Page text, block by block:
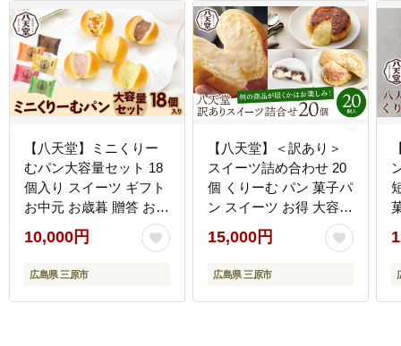
【八天堂】ミニくりー
むパン大容量セット 18
個入り スイーツ ギフト
お中元 お歳暮 贈答 お菓
子 詰合せ お菓子 手土産
甘いもの プレゼント
015020
10,000円
広島県 三原市
【八天堂】＜訳あり＞
スイーツ詰め合わせ 20
個 くりーむ パン 菓子パ
ン スイーツ お得 大容量
個包装 冷凍 人気 おすす
め 子どもが喜ぶ ご当地
スイーツパン クリーム
り 菓子 話題 ランキング
15,000円
広島県 三原市